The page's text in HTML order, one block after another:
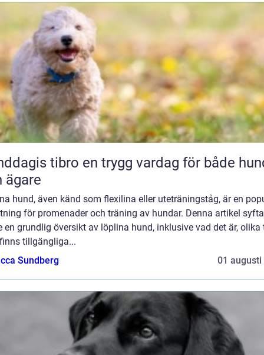
en trygg vardag för både hund
ägare
hund, även känd som flexilina eller uteträningståg, är en
för promenader och träning av hundar. Denna artikel
en grundlig översikt av löplina hund, inklusive vad det är, olika
tillgängliga...
Sundberg
01 augusti